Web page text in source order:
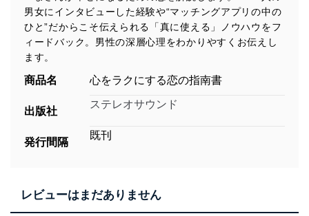
男女にインタビューした経験や“マッチングアプリの中の
ひと”だからこそ伝えられる「真に使える」ノウハウをフ
ィードバック。男性の深層心理をわかりやすくお伝えし
ます。
商品名 心をラクにする恋の指南書
出版社
ステレオサウンド
発行間隔
既刊
レビューはまだありません